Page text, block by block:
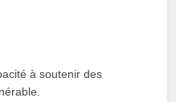
à soutenir des